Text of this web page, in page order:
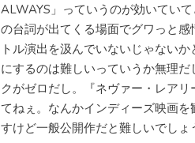
ALWAYS」っていうのが効いてい
の台詞が出てくる場面でグワっと
トル演出を汲んでいないじゃない
にするのは難しいっていうか無理
クがゼロだし。『ネヴァー・レア
てねぇ。なんかインディーズ映画
すけど一般公開作だと難しいでしょ